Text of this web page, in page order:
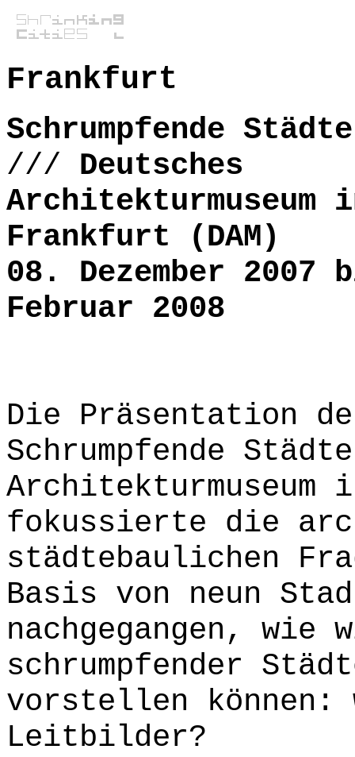
Frankfurt
Schrumpfende
/// Deutsches
Architekturmuseum
Frankfurt (DAM)
08. Dezember 2007
Februar 2008
Die Präsentation
Schrumpfende
Architekturmuseum
fokussierte die
städtebaulichen
Basis von neun
nachgegangen,
schrumpfender
vorstellen können:
Leitbilder?